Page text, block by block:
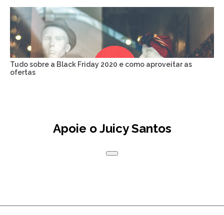
Tudo sobre a Black Friday 2020 e como aproveitar as
ofertas
Apoie o Juicy Santos